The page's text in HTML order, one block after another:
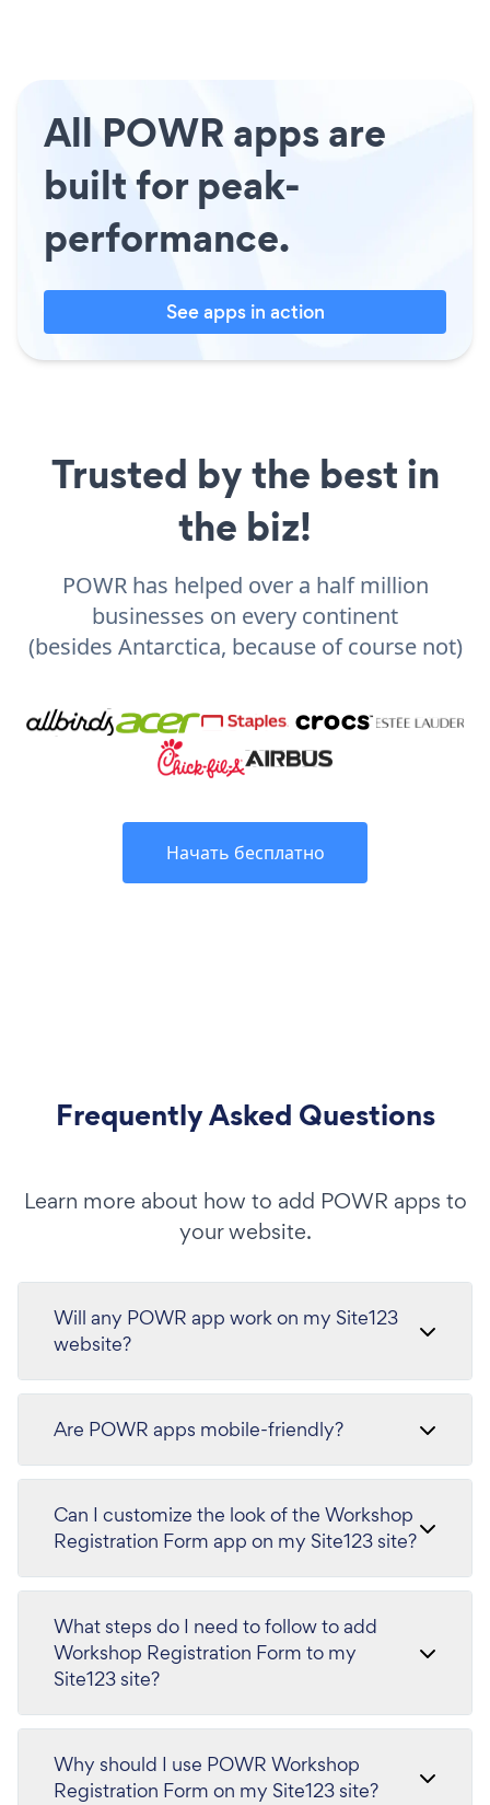
All POWR apps are
built for peak-
performance.
See apps in action
Trusted by the best in
the biz!
POWR has helped over a half million
businesses on every continent
(besides Antarctica, because of course not)
Начать бесплатно
Frequently Asked Questions
Learn more about how to add POWR apps to
your website.
Will any POWR app work on my Site123
website?
Are POWR apps mobile-friendly?
Can I customize the look of the Workshop
Registration Form app on my Site123 site?
What steps do I need to follow to add
Workshop Registration Form to my
Site123 site?
Why should I use POWR Workshop
Registration Form on my Site123 site?